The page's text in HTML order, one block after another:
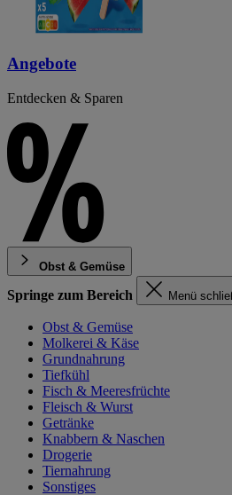
Angebote
Entdecken & Sparen
Obst & Gemüse
Springe zum Bereich Menü
Obst & Gemüse
Molkerei & Käse
Grundnahrung
Tiefkühl
Fisch & Meeresfrüchte
Fleisch & Wurst
Getränke
Knabbern & Naschen
Drogerie
Tiernahrung
Sonstiges